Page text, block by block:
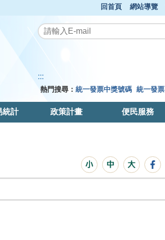
回首頁 網站導覽
:::
熱門搜尋： 統一發票中獎號碼 統一發票
統計 政策計畫 便民服務